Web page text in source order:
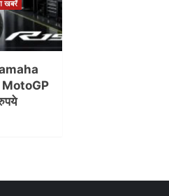
खबरें
MotoGP